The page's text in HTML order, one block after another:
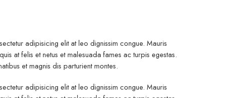
adipisicing elit at leo dignissim congue. Mauris
at felis et netus et malesuada fames ac turpis egestas.
et magnis dis parturient montes.
adipisicing elit at leo dignissim congue. Mauris